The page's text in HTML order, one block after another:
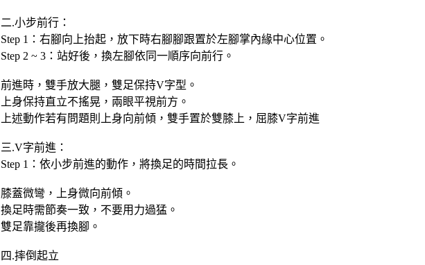
二.小步前行：
Step 1： 右腳向上抬起，放下時右腳腳跟置於左腳掌內緣中心位置。
Step 2 ~ 3： 站好後，換左腳依同一順序向前行。
前進時，雙手放大腿，雙足保持V字型。
上身保持直立不搖晃，兩眼平視前方。
上述動作若有問題則上身向前傾，雙手置於雙膝上，屈膝V字前進
三.V字前進：
Step 1： 依小步前進的動作，將換足的時間拉長。
膝蓋微彎，上身微向前傾。
換足時需節奏一致，不要用力過猛。
雙足靠攏後再換腳。
四.摔倒起立